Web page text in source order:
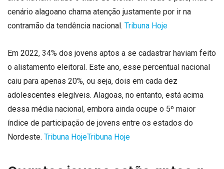
cenário alagoano chama atenção justamente por ir na
contramão da tendência nacional. Tribuna Hoje
Em 2022, 34% dos jovens aptos a se cadastrar haviam feito
o alistamento eleitoral. Este ano, esse percentual nacional
caiu para apenas 20%, ou seja, dois em cada dez
adolescentes elegíveis. Alagoas, no entanto, está acima
dessa média nacional, embora ainda ocupe o 5º maior
índice de participação de jovens entre os estados do
Nordeste. Tribuna HojeTribuna Hoje